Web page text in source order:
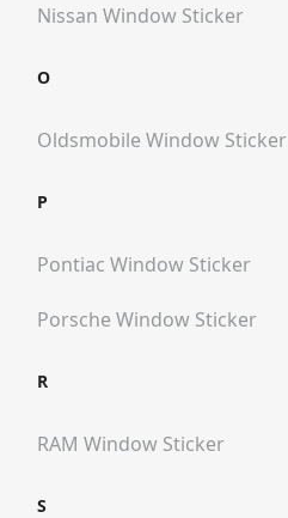
Nissan Window Sticker
O
Oldsmobile Window Sticker
P
Pontiac Window Sticker
Porsche Window Sticker
R
RAM Window Sticker
S